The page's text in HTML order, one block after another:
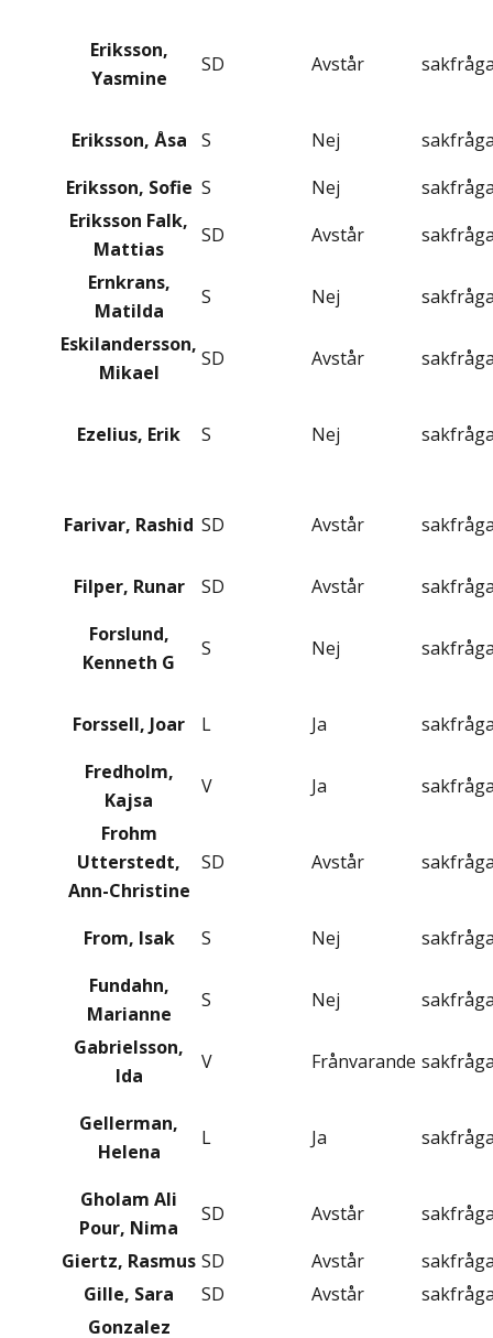
Eriksson,
Yasmine
SD Avstår
Eriksson, Åsa S Nej
Eriksson, Sofie S Nej
Eriksson Falk,
Mattias
SD Avstår
Ernkrans,
Matilda
S Nej
Eskilandersson,
Mikael
SD Avstår
Ezelius, Erik S Nej
Farivar, Rashid SD Avstår
Filper, Runar SD Avstår
Forslund,
Kenneth G
S Nej
Forssell, Joar L Ja
Fredholm,
Kajsa
V Ja
Frohm
Utterstedt,
Ann-Christine
SD Avstår
From, Isak S Nej
Fundahn,
Marianne
S Nej
Gabrielsson,
Ida
V Frånvarande
Gellerman,
Helena
L Ja
Gholam Ali
Pour, Nima
SD Avstår
Giertz, Rasmus SD Avstår
Gille, Sara
SD Avstår
Gonzalez